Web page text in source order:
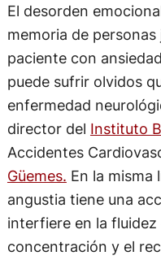
El desorden
memoria de personas
paciente con
puede sufrir olvidos
enfermedad
director del Instituto
Accidentes
Güemes. En la misma
angustia tiene una
interfiere en la
concentración y el